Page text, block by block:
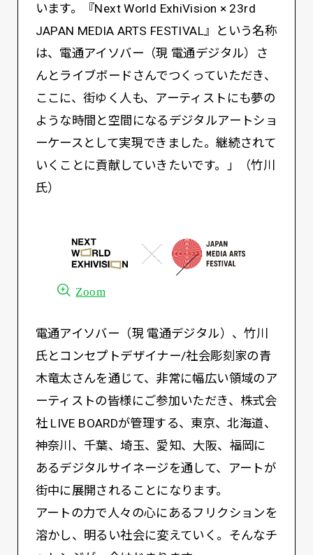
います。『Next World ExhiVision × 23rd
JAPAN MEDIA ARTS FESTIVAL』という名称
は、電通アイソバー（現 電通デジタル）さ
んとライブボードさんでつくっていただき、
ここに、街ゆく人も、アーティストにも夢の
ような時間と空間になるデジタルアートショ
ーケースとして実現できました。継続されて
いくことに貢献していきたいです。」（竹川
氏）
Zoom
電通アイソバー（現 電通デジタル）、竹川
氏とコンセプトデザイナー/社会彫刻家の青
木竜太さんを通じて、非常に幅広い領域のア
ーティストの皆様にご参加いただき、株式会
社 LIVE BOARDが管理する、東京、北海道、
神奈川、千葉、埼玉、愛知、大阪、福岡に
あるデジタルサイネージを通して、アートが
街中に展開されることになります。
アートの力で人々の心にあるフリクションを
溶かし、明るい社会に変えていく。そんなチ